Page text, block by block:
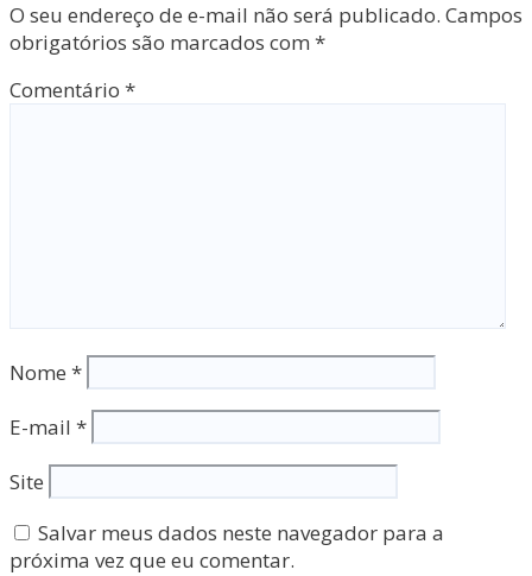
O seu endereço de e-mail não será publicado. Campos
obrigatórios são marcados com *
Comentário *
Nome *
E-mail *
Site
Salvar meus dados neste navegador para a
próxima vez que eu comentar.